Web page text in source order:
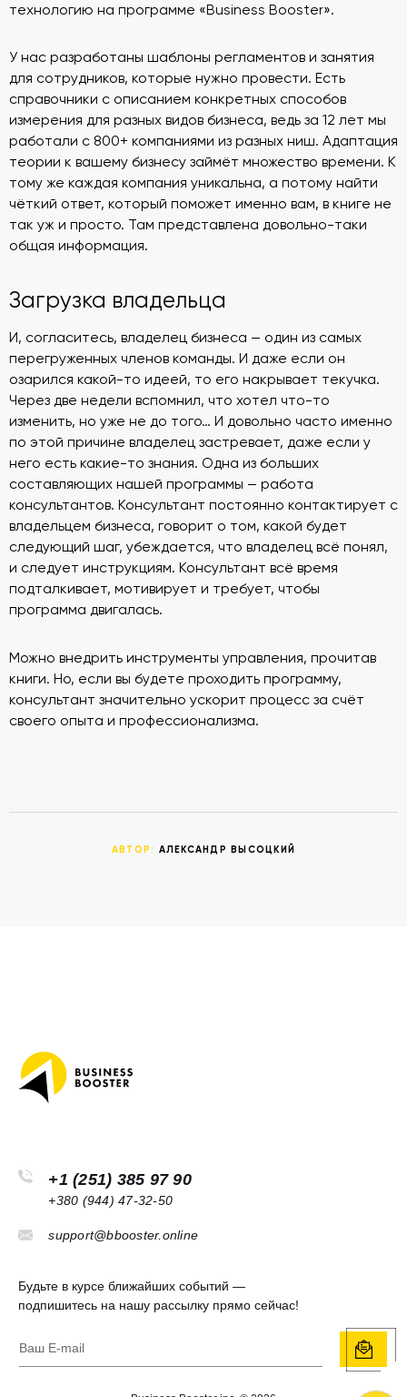
технологию на программе «Business Booster».
У нас разработаны шаблоны регламентов и занятия
для сотрудников, которые нужно провести. Есть
справочники с описанием конкретных способов
измерения для разных видов бизнеса, ведь за 12 лет мы
работали с 800+ компаниями из разных ниш. Адаптация
теории к вашему бизнесу займёт множество времени. К
тому же каждая компания уникальна, а потому найти
чёткий ответ, который поможет именно вам, в книге не
так уж и просто. Там представлена довольно-таки
общая информация.
Загрузка владельца
И, согласитесь, владелец бизнеса — один из самых
перегруженных членов команды. И даже если он
озарился какой-то идеей, то его накрывает текучка.
Через две недели вспомнил, что хотел что-то
изменить, но уже не до того… И довольно часто именно
по этой причине владелец застревает, даже если у
него есть какие-то знания. Одна из больших
составляющих нашей программы — работа
консультантов. Консультант постоянно контактирует с
владельцем бизнеса, говорит о том, какой будет
следующий шаг, убеждается, что владелец всё понял,
и следует инструкциям. Консультант всё время
подталкивает, мотивирует и требует, чтобы
программа двигалась.
Можно внедрить инструменты управления, прочитав
книги. Но, если вы будете проходить программу,
консультант значительно ускорит процесс за счёт
своего опыта и профессионализма.
АВТОР: АЛЕКСАНДР ВЫСОЦКИЙ
+1 (251) 385 97 90
+380 (944) 47-32-50
support@bbooster.online
Будьте в курсе ближайших событий —
подпишитесь на нашу рассылку прямо сейчас!